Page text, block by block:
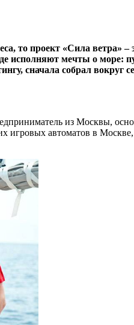
то проект «Сила ветра»
исполняют мечты о
сначала собрал вокруг
из Москвы,
игровых автоматов в